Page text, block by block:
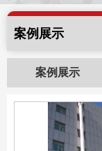
案例展示
案例展示